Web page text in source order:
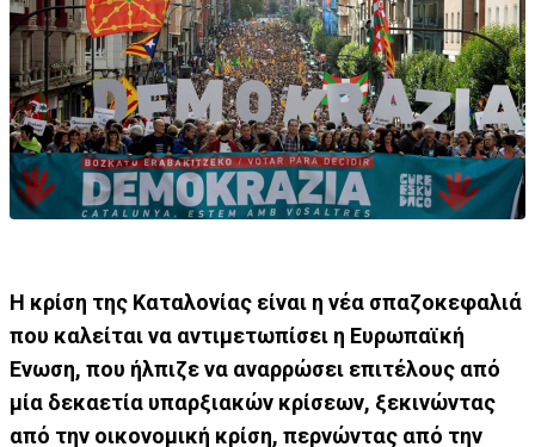
Η κρίση της Καταλονίας είναι η νέα σπαζοκεφαλιά
που καλείται να αντιμετωπίσει η Ευρωπαϊκή
Ενωση, που ήλπιζε να αναρρώσει επιτέλους από
μία δεκαετία υπαρξιακών κρίσεων, ξεκινώντας
από την οικονομική κρίση, περνώντας από την